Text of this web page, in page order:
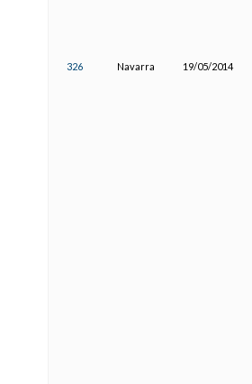
326 Navarra 19/05/2014